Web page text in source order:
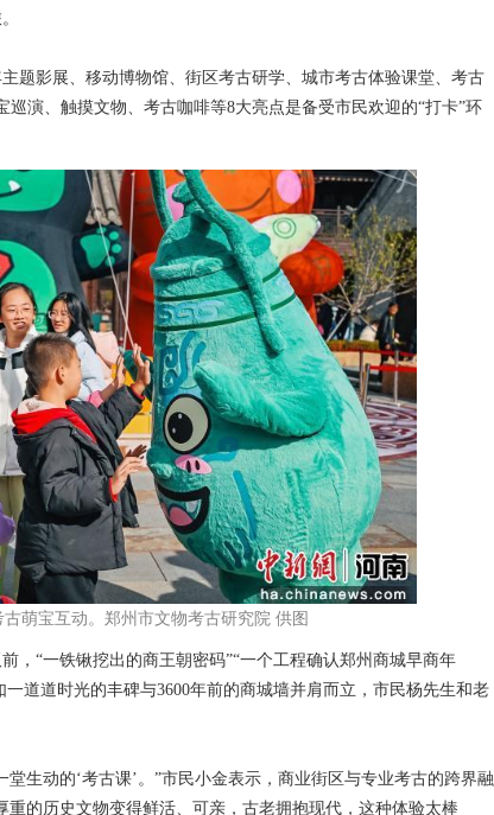
影展、移动博物馆、街区考古研学、城市考古体验课堂、考古
演、触摸文物、考古咖啡等8大亮点是备受市民欢迎的“打卡”环
萌宝互动。郑州市文物考古研究院 供图
“一铁锹挖出的商王朝密码”“一个工程确认郑州商城早商年
道道时光的丰碑与3600年前的商城墙并肩而立，市民杨先生和老
动的‘考古课’。”市民小金表示，商业街区与专业考古的跨界融
重的历史文物变得鲜活、可亲，古老拥抱现代，这种体验太棒